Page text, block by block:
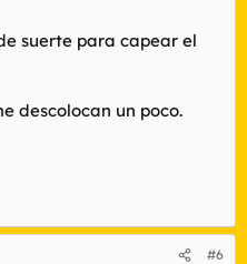
suerte para capear el
descolocan un poco.
#6